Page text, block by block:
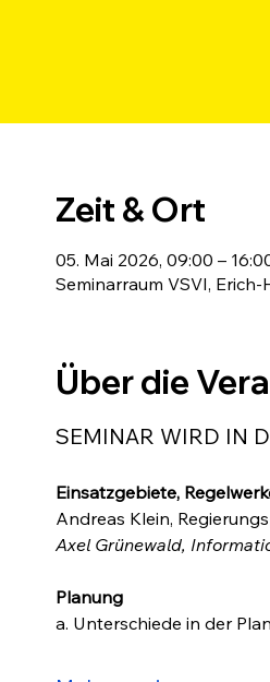
Zeit & Ort
05. Mai 2026, 09:00 –
Seminarraum VSVI,
Über die
SEMINAR WIRD IN
Einsatzgebiete,
Andreas Klein,
Axel Grünewald,
Planung
a. Unterschiede in der